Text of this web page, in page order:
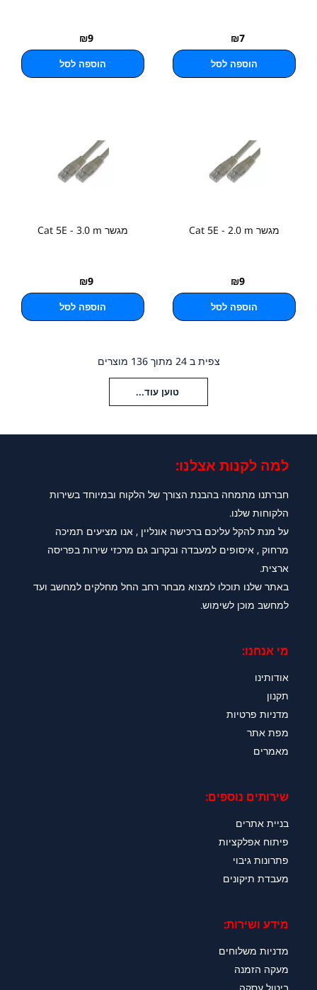
₪7
הוספה לסל
₪9
הוספה לסל
מגשר Cat 5E - 2.0 m
₪9
הוספה לסל
מגשר Cat 5E - 3.0 m
₪9
הוספה לסל
צפית ב 24 מתוך 136 מוצרים
טוען עוד...
למה לקנות אצלנו:​
חברתנו מתמחה בהבנת הצורך של הלקוח ובמיוחד בשירות
הלקוחות שלנו.
על מנת להקל עליכם ברכישה אונליין , אנו מציעים תמיכה
מרחוק , איסופים למעבדה ובקרוב גם מרכזי שירות בפריסה
ארצית.
באתר שלנו תוכלו למצוא מבחר רחב החל מחלקים למחשב ועד
למחשב מוכן לשימוש.
מי אנחנו:
אודותינו
תקנון
מדניות פרטיות
מפת אתר
מאמרים
שירותים נוספים:
בניית אתרים
פיתוח אפלקציות
פתרונות גיבוי
מעבדת תיקונים
מידע ושירות:
מדניות משלוחים
מעקה הזמנה